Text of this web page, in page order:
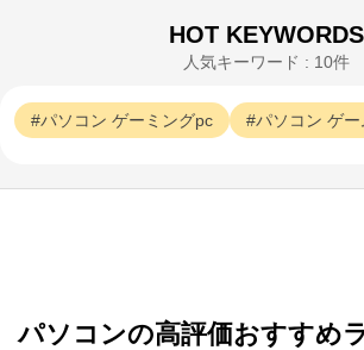
HOT KEYWORDS
人気キーワード : 10件
パソコン ゲーミングpc パソコン ゲー
パソコンの高評価おすすめ
マウスコンピューターは、お客様のご利用
算に沿って、自由にカスタマイズしたBTO
メーカーです。
当社パソコンには「3年間無償保証（一部
く）」「24時間×365日電話サポート」が